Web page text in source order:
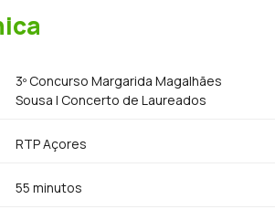
do séc. XX, era também uma grande
devota da padroeira dos músicos. Por
Laureados gravado a 28 de Junho no
Teatro Micaelense.
3º Concurso Margarida Magalhães
Sousa | Concerto de Laureados
RTP Açores
55 minutos